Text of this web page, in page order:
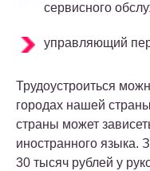
сервисного
управляющий
Трудоустроиться
городах нашей
страны может
иностранного языка.
30 тысяч рублей у